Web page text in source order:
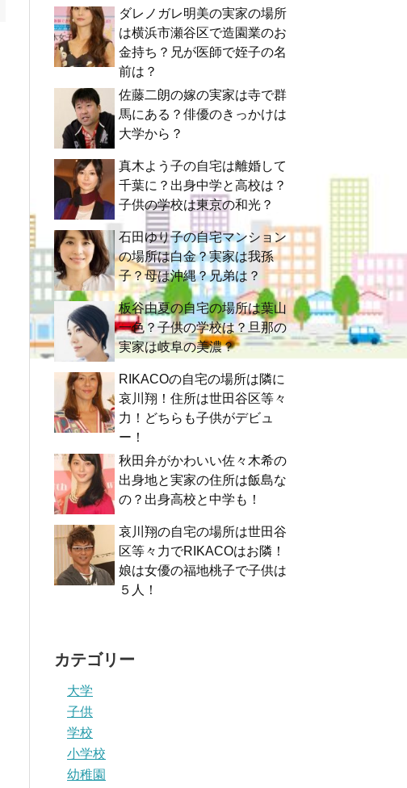
ダレノガレ明美の実家の場所
は横浜市瀬谷区で造園業のお
金持ち？兄が医師で姪子の名
前は？
佐藤二朗の嫁の実家は寺で群
馬にある？俳優のきっかけは
大学から？
真木よう子の自宅は離婚して
千葉に？出身中学と高校は？
子供の学校は東京の和光？
石田ゆり子の自宅マンション
の場所は白金？実家は我孫
子？母は沖縄？兄弟は？
板谷由夏の自宅の場所は葉山
一色？子供の学校は？旦那の
実家は岐阜の美濃？
RIKACOの自宅の場所は隣に
哀川翔！住所は世田谷区等々
力！どちらも子供がデビュ
ー！
秋田弁がかわいい佐々木希の
出身地と実家の住所は飯島な
の？出身高校と中学も！
哀川翔の自宅の場所は世田谷
区等々力でRIKACOはお隣！
娘は女優の福地桃子で子供は
５人！
カテゴリー
大学
子供
学校
小学校
幼稚園